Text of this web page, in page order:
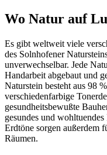
Wo Natur auf
Es gibt weltweit viele
des Solnhofener
unverwechselbar. Jede
Handarbeit abgebaut und
Naturstein besteht aus 98
verschiedenfarbige
gesundheitsbewußte
gesundes und
Erdtöne sorgen außerdem
Räumen.